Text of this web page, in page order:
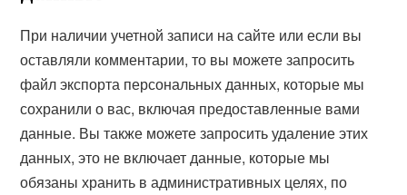
При наличии учетной записи на сайте или если вы
оставляли комментарии, то вы можете запросить
файл экспорта персональных данных, которые мы
сохранили о вас, включая предоставленные вами
данные. Вы также можете запросить удаление этих
данных, это не включает данные, которые мы
обязаны хранить в административных целях, по